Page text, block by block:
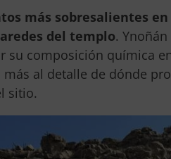
más sobresalientes
del templo.
su composición química
al detalle de dónde
sitio.